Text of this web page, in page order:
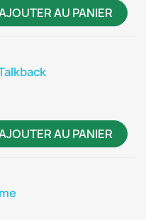
AU PANIER
AU PANIER